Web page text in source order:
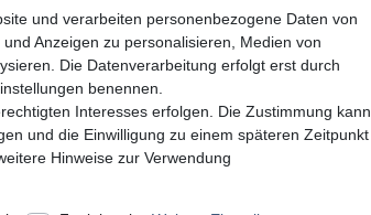
> Kontakt
> Datenschutzerklärung
> AGB
und verarbeiten personenbezogene Daten von
Anzeigen zu personalisieren, Medien von
Die Datenverarbeitung erfolgt erst durch
benennen.
Interesses erfolgen. Die Zustimmung kann
und die Einwilligung zu einem späteren Zeitpunkt
Hinweise zur Verwendung